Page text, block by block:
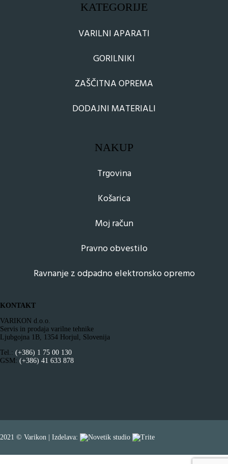
KATEGORIJE
VARILNI APARATI
GORILNIKI
ZAŠČITNA OPREMA
DODAJNI MATERIALI
NAKUP
Trgovina
Košarica
Moj račun
Pravno obvestilo
Ravnanje z odpadno elektronsko opremo
KONTAKT
VARIKON d.o.o.
Servis in prodaja varilne tehnike
Ljubgojna 1B, 1354 Horjul, Slovenija
Tel.: (+386) 1 75 00 130
GSM: (+386) 41 633 878
2021 © Varikon | Izdelava: